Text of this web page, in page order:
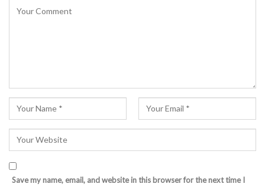
Save my name, email, and website in this browser for the next time I